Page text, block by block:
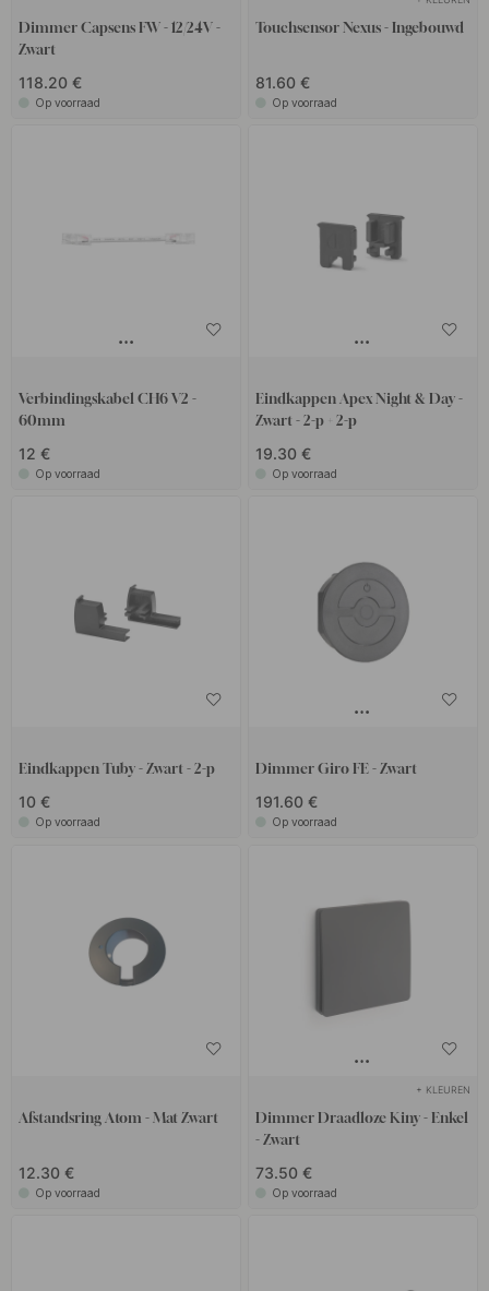
Dimmer Capsens FW - 12/24V -
Zwart
118.20 €
Op voorraad
Touchsensor Nexus - Ingebouwd
81.60 €
Op voorraad
Verbindingskabel CH6 V2 -
60mm
12 €
Op voorraad
Eindkappen Apex Night & Day -
Zwart - 2-p + 2-p
19.30 €
Op voorraad
Eindkappen Tuby - Zwart - 2-p
10 €
Op voorraad
Dimmer Giro FE - Zwart
191.60 €
Op voorraad
Afstandsring Atom - Mat Zwart
12.30 €
Op voorraad
+ KLEUREN
Dimmer Draadloze Kiny - Enkel
- Zwart
73.50 €
Op voorraad